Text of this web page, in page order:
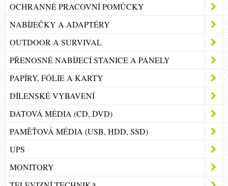
OCHRANNÉ PRACOVNÍ POMŮCKY
NABÍJEČKY A ADAPTÉRY
OUTDOOR A SURVIVAL
PŘENOSNÉ NABÍJECÍ STANICE A PANELY
PAPÍRY, FÓLIE A KARTY
DÍLENSKÉ VYBAVENÍ
DATOVÁ MÉDIA (CD, DVD)
PAMĚŤOVÁ MÉDIA (USB, HDD, SSD)
UPS
MONITORY